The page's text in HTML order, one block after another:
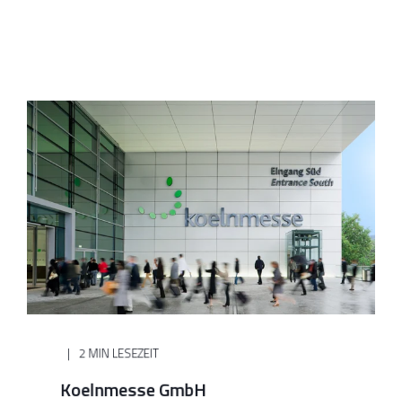
2 MIN LESEZEIT
Koelnmesse GmbH